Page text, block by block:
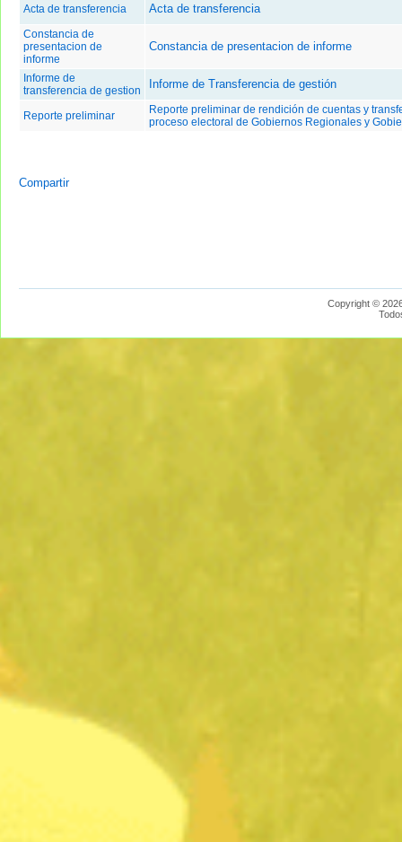
Acta de transferencia Acta de transferencia
Constancia de
presentacion de
informe
Constancia de presentacion de informe
Informe de
transferencia de gestion
Informe de Transferencia de gestión
Reporte preliminar
Reporte preliminar de rendición de cuentas y
proceso electoral de Gobiernos Regionales y
Compartir
Copyright ©